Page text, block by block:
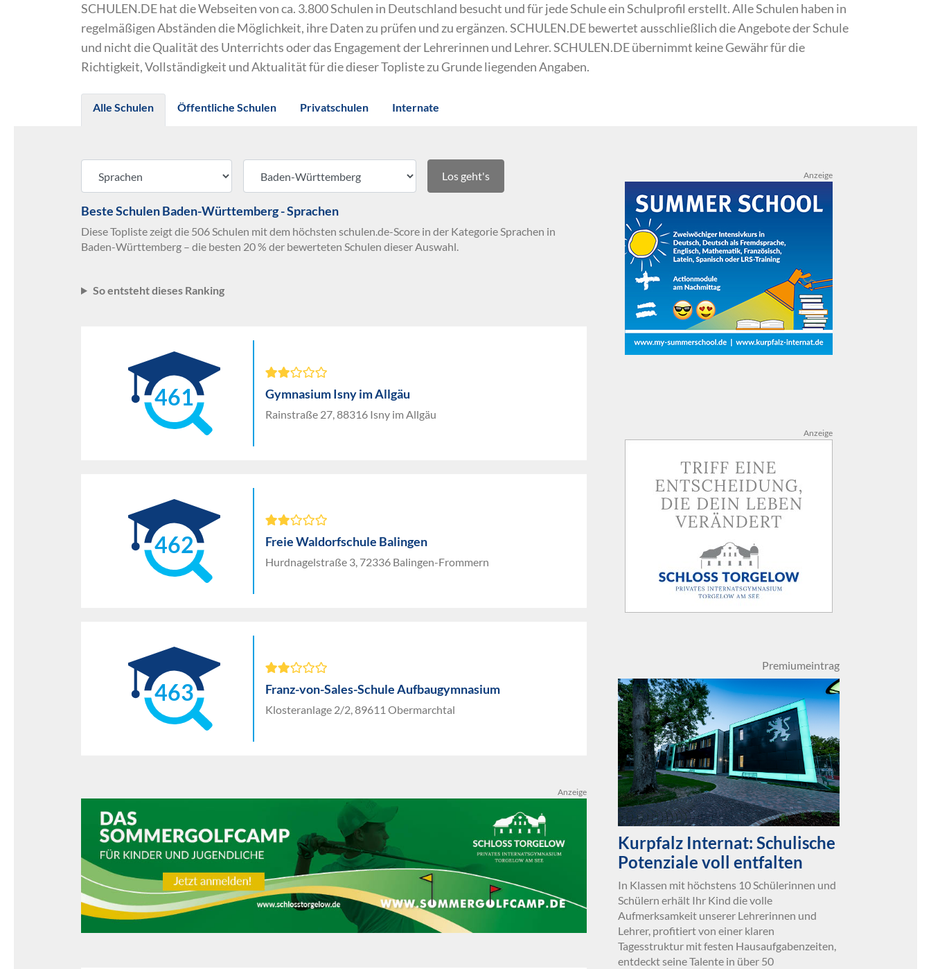
SCHULEN.DE hat die Webseiten von ca. 3.800 Schulen in Deutschland besucht und für jede Schule ein Schulprofil erstellt. Alle Schulen haben in
regelmäßigen Abständen die Möglichkeit, ihre Daten zu prüfen und zu ergänzen. SCHULEN.DE bewertet ausschließlich die Angebote der Schule
und nicht die Qualität des Unterrichts oder das Engagement der Lehrerinnen und Lehrer. SCHULEN.DE übernimmt keine Gewähr für die
Richtigkeit, Vollständigkeit und Aktualität für die dieser Topliste zu Grunde liegenden Angaben.
Alle Schulen Öffentliche Schulen Privatschulen Internate
Los geht's
Beste Schulen Baden-Württemberg - Sprachen
Diese Topliste zeigt die 506 Schulen mit dem höchsten schulen.de-Score in der Kategorie Sprachen in
Baden-Württemberg – die besten 20 % der bewerteten Schulen dieser Auswahl.
So entsteht dieses Ranking
461 Gymnasium Isny im Allgäu
Rainstraße 27, 88316 Isny im Allgäu
462 Freie Waldorfschule Balingen
Hurdnagelstraße 3, 72336 Balingen-Frommern
463 Franz-von-Sales-Schule Aufbaugymnasium
Klosteranlage 2/2, 89611 Obermarchtal
Anzeige
Anzeige
Anzeige
Premiumeintrag
Kurpfalz Internat: Schulische
Potenziale voll entfalten
In Klassen mit höchstens 10 Schülerinnen und
Schülern erhält Ihr Kind die volle
Aufmerksamkeit unserer Lehrerinnen und
Lehrer, profitiert von einer klaren
Tagesstruktur mit festen Hausaufgabenzeiten,
entdeckt seine Talente in über 50